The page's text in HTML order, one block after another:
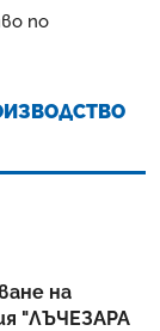
по
на
"ЛЪЧЕЗАРА